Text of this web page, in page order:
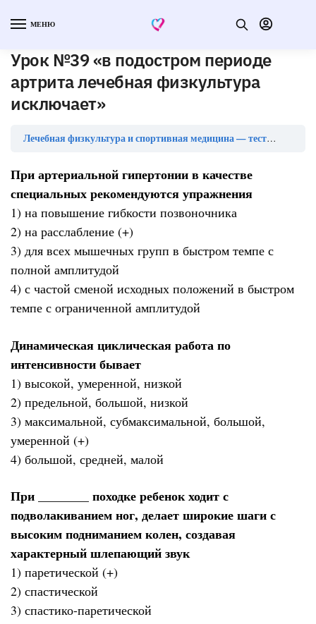
МЕНЮ
Урок №39 «в подостром периоде
артрита лечебная физкультура
исключает»
Лечебная физкультура и спортивная медицина — тесты с ответами
При артериальной гипертонии в качестве
специальных рекомендуются упражнения
1) на повышение гибкости позвоночника
2) на расслабление (+)
3) для всех мышечных групп в быстром темпе с
полной амплитудой
4) с частой сменой исходных положений в быстром
темпе с ограниченной амплитудой
Динамическая циклическая работа по
интенсивности бывает
1) высокой, умеренной, низкой
2) предельной, большой, низкой
3) максимальной, субмаксимальной, большой,
умеренной (+)
4) большой, средней, малой
При ________ походке ребенок ходит с
подволакиванием ног, делает широкие шаги с
высоким подниманием колен, создавая
характерный шлепающий звук
1) паретической (+)
2) спастической
3) спастико-паретической